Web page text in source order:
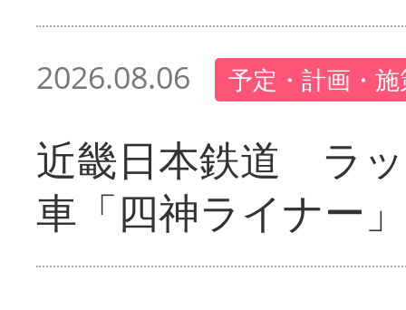
2026.08.06 予定・計画・
近畿日本鉄道 ラ
車「四神ライナー